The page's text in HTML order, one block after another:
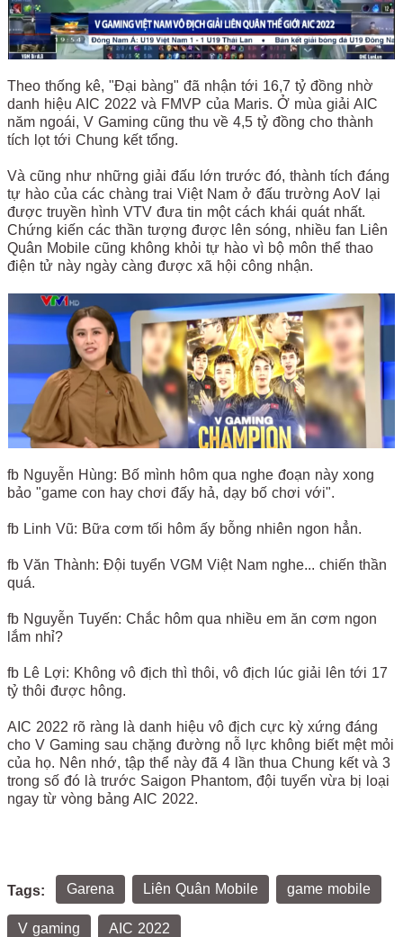
Theo thống kê, "Đại bàng" đã nhận tới 16,7 tỷ đồng nhờ
danh hiệu AIC 2022 và FMVP của Maris. Ở mùa giải AIC
năm ngoái, V Gaming cũng thu về 4,5 tỷ đồng cho thành
tích lọt tới Chung kết tổng.
Và cũng như những giải đấu lớn trước đó, thành tích đáng
tự hào của các chàng trai Việt Nam ở đấu trường AoV lại
được truyền hình VTV đưa tin một cách khái quát nhất.
Chứng kiến các thần tượng được lên sóng, nhiều fan Liên
Quân Mobile cũng không khỏi tự hào vì bộ môn thể thao
điện tử này ngày càng được xã hội công nhận.
fb Nguyễn Hùng: Bố mình hôm qua nghe đoạn này xong
bảo "game con hay chơi đấy hả, dạy bố chơi với".
fb Linh Vũ: Bữa cơm tối hôm ấy bỗng nhiên ngon hẳn.
fb Văn Thành: Đội tuyển VGM Việt Nam nghe... chiến thần
quá.
fb Nguyễn Tuyến: Chắc hôm qua nhiều em ăn cơm ngon
lắm nhỉ?
fb Lê Lợi: Không vô địch thì thôi, vô địch lúc giải lên tới 17
tỷ thôi được hông.
AIC 2022 rõ ràng là danh hiệu vô địch cực kỳ xứng đáng
cho V Gaming sau chặng đường nỗ lực không biết mệt mỏi
của họ. Nên nhớ, tập thể này đã 4 lần thua Chung kết và 3
trong số đó là trước Saigon Phantom, đội tuyển vừa bị loại
ngay từ vòng bảng AIC 2022.
Tags: Garena Liên Quân Mobile game mobile
V gaming AIC 2022